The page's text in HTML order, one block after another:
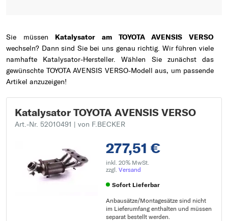
Sie müssen Katalysator am TOYOTA AVENSIS VERSO
wechseln? Dann sind Sie bei uns genau richtig. Wir führen viele
namhafte Katalysator-Hersteller. Wählen Sie zunächst das
gewünschte TOYOTA AVENSIS VERSO-Modell aus, um passende
Artikel anzuzeigen!
Katalysator TOYOTA AVENSIS VERSO
Art.-Nr. 52010491 | von F.BECKER
277,51 €
inkl. 20% MwSt.
zzgl. Versand
Sofort Lieferbar
Anbausätze/Montagesätze sind nicht
im Lieferumfang enthalten und müssen
separat bestellt werden.